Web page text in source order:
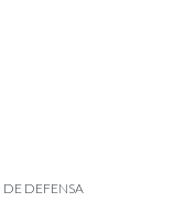
DE DEFENSA